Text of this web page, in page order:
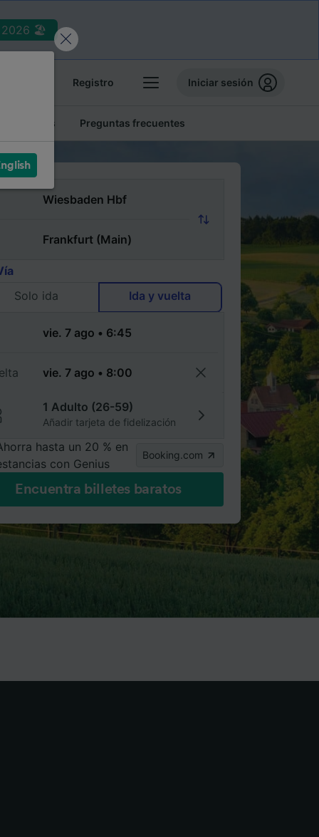
2026 🏖️
Registro Iniciar sesión
baratos Preguntas frecuentes
Solo ida
Ida y vuelta
1 Adulto (26-59)
Añadir tarjeta de fidelización
hasta un 20 % en
con Genius
Booking.com
Encuentra billetes baratos